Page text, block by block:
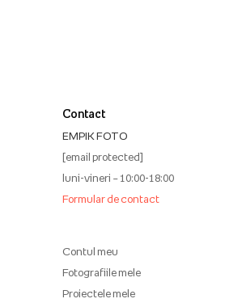
Contact
EMPIK FOTO
[email protected]
luni-vineri – 10:00-18:00
Formular de contact
Contul meu
Fotografiile mele
Proiectele mele